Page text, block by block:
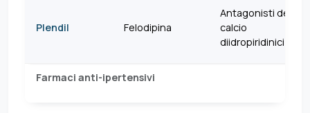
Farmaci anti-ipertensivi
Plendil Felodipina
Antagonisti del
calcio
diidropiridinici